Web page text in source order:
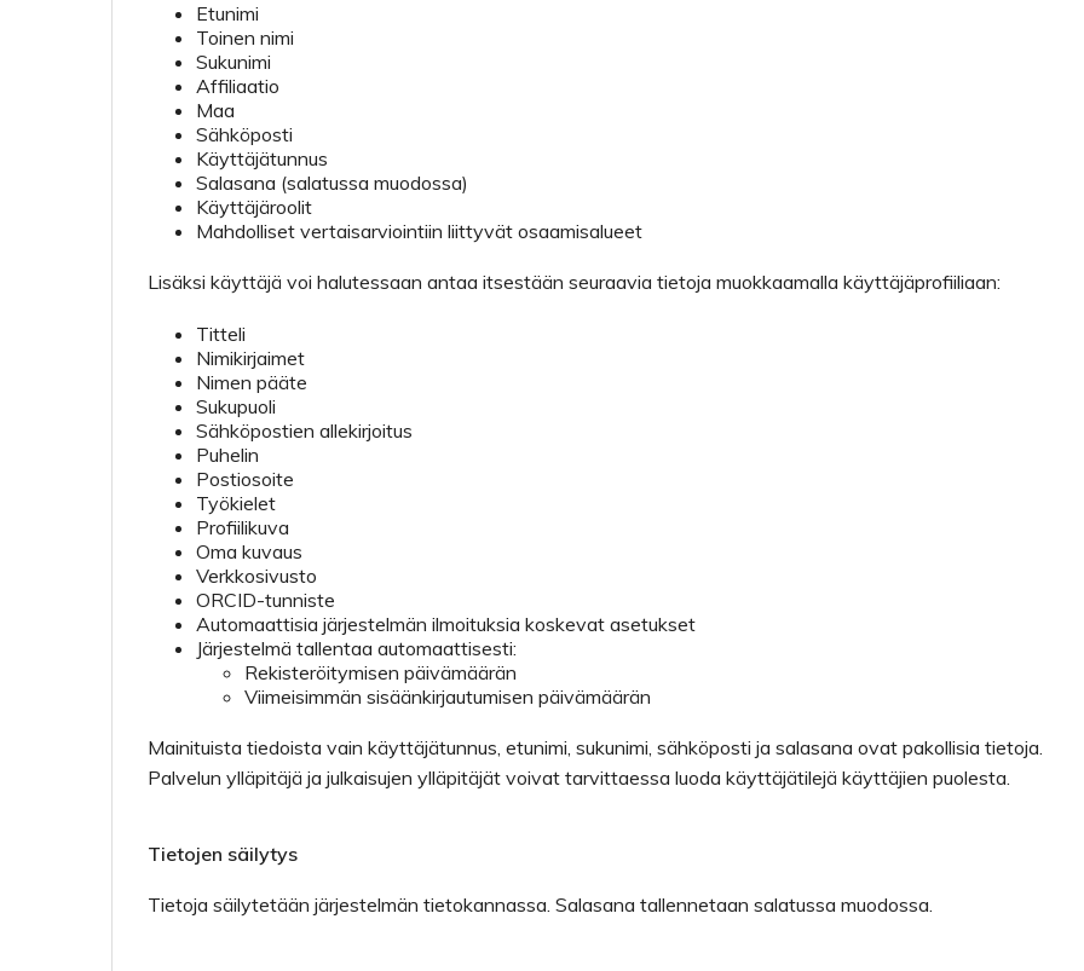
Etunimi
Toinen nimi
Sukunimi
Affiliaatio
Maa
Sähköposti
Käyttäjätunnus
Salasana (salatussa muodossa)
Käyttäjäroolit
Mahdolliset vertaisarviointiin liittyvät osaamisalueet
Lisäksi käyttäjä voi halutessaan antaa itsestään seuraavia tietoja muokkaamalla käyttäjäprofiiliaan:
Titteli
Nimikirjaimet
Nimen pääte
Sukupuoli
Sähköpostien allekirjoitus
Puhelin
Postiosoite
Työkielet
Profiilikuva
Oma kuvaus
Verkkosivusto
ORCID-tunniste
Automaattisia järjestelmän ilmoituksia koskevat asetukset
Järjestelmä tallentaa automaattisesti:
Rekisteröitymisen päivämäärän
Viimeisimmän sisäänkirjautumisen päivämäärän
Mainituista tiedoista vain käyttäjätunnus, etunimi, sukunimi, sähköposti ja salasana ovat pakollisia tietoja.
Palvelun ylläpitäjä ja julkaisujen ylläpitäjät voivat tarvittaessa luoda käyttäjätilejä käyttäjien puolesta.
Tietojen säilytys
Tietoja säilytetään järjestelmän tietokannassa. Salasana tallennetaan salatussa muodossa.